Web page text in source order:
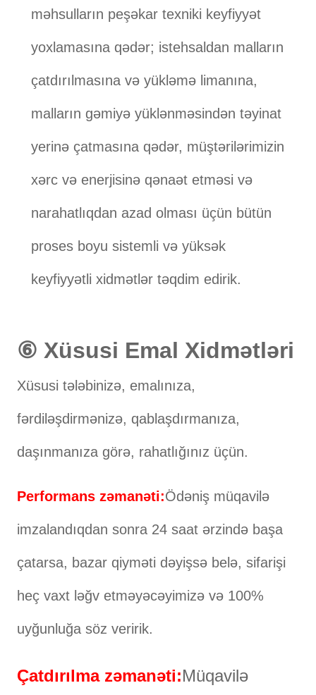
məhsulların peşəkar texniki keyfiyyət
yoxlamasına qədər; istehsaldan malların
çatdırılmasına və yükləmə limanına,
malların gəmiyə yüklənməsindən təyinat
yerinə çatmasına qədər, müştərilərimizin
xərc və enerjisinə qənaət etməsi və
narahatlıqdan azad olması üçün bütün
proses boyu sistemli və yüksək
keyfiyyətli xidmətlər təqdim edirik.
⑥ Xüsusi Emal Xidmətləri
Xüsusi tələbinizə, emalınıza,
fərdiləşdirmənizə, qablaşdırmanıza,
daşınmanıza görə, rahatlığınız üçün.
Performans zəmanəti:Ödəniş müqavilə
imzalandıqdan sonra 24 saat ərzində başa
çatarsa, bazar qiyməti dəyişsə belə, sifarişi
heç vaxt ləğv etməyəcəyimizə və 100%
uyğunluğa söz veririk.
Çatdırılma zəmanəti:Müqavilə